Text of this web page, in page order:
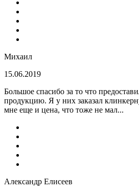
Михаил
15.06.2019
Большое спасибо за то что
продукцию. Я у них заказал
мне еще и цена, что тоже не мал...
Александр Елисеев